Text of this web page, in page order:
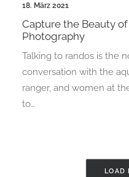
18. März 2021
Capture the Beauty
Photography
Talking to randos is the
conversation with the
ranger, and women at
to…
LOAD